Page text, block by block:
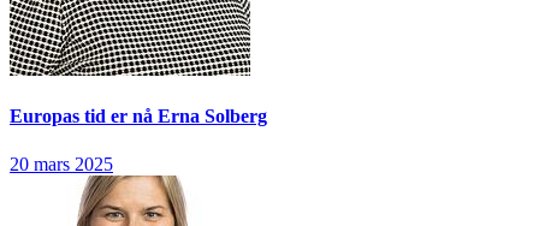
Europas tid er nå Erna Solberg
20 mars 2025